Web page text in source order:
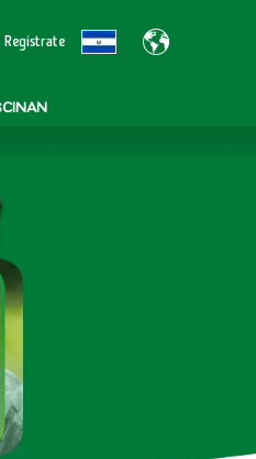
Regístrate